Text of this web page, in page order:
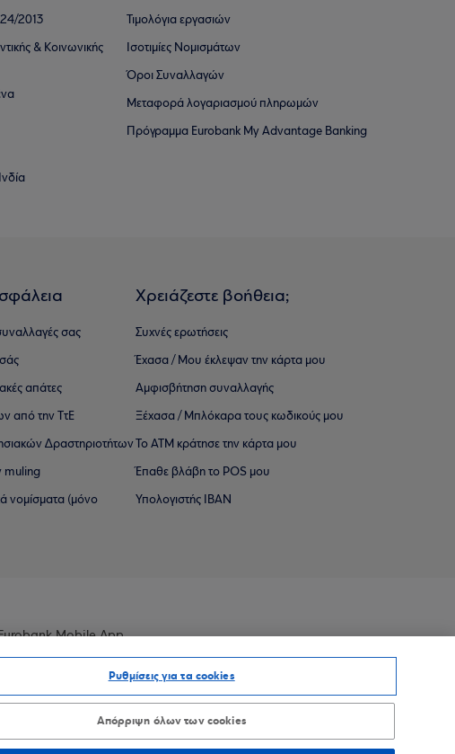
2013
& Κοινωνικής
Τιμολόγια εργασιών
Ισοτιμίες Νομισμάτων
Όροι Συναλλαγών
Μεταφορά λογαριασμού πληρωμών
Πρόγραμμα Eurobank My Advantage Banking
σας
απάτες
από την ΤτΕ
∆ραστηριοτήτων
muling
νομίσματα (μόνο
Χρειάζεστε βοήθεια;
Συχνές ερωτήσεις
Έχασα / Μου έκλεψαν την κάρτα μου
Αμφισβήτηση συναλλαγής
Ξέχασα / Μπλόκαρα τους κωδικούς μου
Το ΑΤΜ κράτησε την κάρτα μου
Έπαθε βλάβη το POS μου
Υπολογιστής IBAN
Mobile App
Ρυθμίσεις για τα cookies
Απόρριψη όλων των cookies